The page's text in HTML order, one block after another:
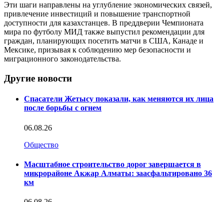
Эти шаги направлены на углубление экономических связей,
привлечение инвестиций и повышение транспортной
доступности для казахстанцев. В преддверии Чемпионата
мира по футболу МИД также выпустил рекомендации для
граждан, планирующих посетить матчи в США, Канаде и
Мексике, призывая к соблюдению мер безопасности и
миграционного законодательства.
Другие новости
Спасатели Жетысу показали, как меняются их лица
после борьбы с огнем
06.08.26
Общество
Масштабное строительство дорог завершается в
микрорайоне Акжар Алматы: заасфальтировано 36
км